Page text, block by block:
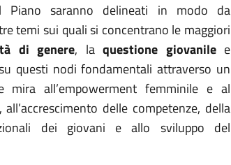
saranno delineati in modo da
temi sui quali si concentrano le maggiori
di genere, la questione giovanile e
questi nodi fondamentali attraverso un
mira all’empowerment femminile e al
delle competenze, della
dei giovani e allo sviluppo del